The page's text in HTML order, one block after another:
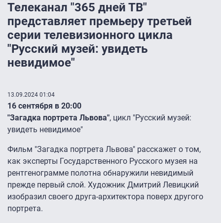
Телеканал "365 дней ТВ"
представляет премьеру третьей
серии телевизионного цикла
"Русский музей: увидеть
невидимое"
13.09.2024 01:04
16 сентября в 20:00
"Загадка портрета Львова", цикл "Русский музей:
увидеть невидимое"
Фильм "Загадка портрета Львова" расскажет о том,
как эксперты Государственного Русского музея на
рентгенограмме полотна обнаружили невидимый
прежде первый слой. Художник Дмитрий Левицкий
изобразил своего друга-архитектора поверх другого
портрета.